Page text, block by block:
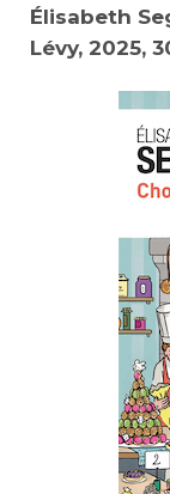
Élisabeth
Lévy, 2025,